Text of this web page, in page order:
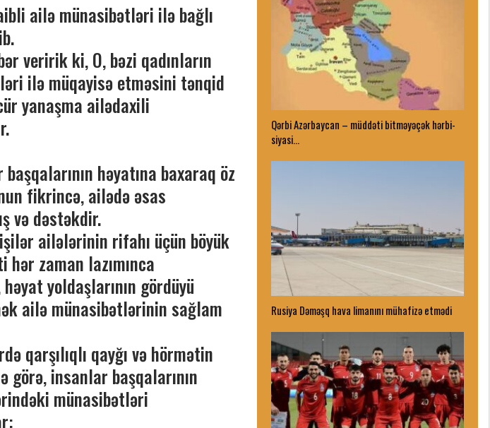
ailə münasibətləri ilə bağlı
veririk ki, O, bəzi qadınların
ilə müqayisə etməsini tənqid
yanaşma ailədaxili
həyatına baxaraq öz
fikrincə, ailədə əsas
və dəstəkdir.
ailələrinin rifahı üçün böyük
zaman lazımınca
yoldaşlarının gördüyü
ailə münasibətlərinin sağlam
qarşılıqlı qayğı və hörmətin
görə, insanlar başqalarının
münasibətləri
Qərbi Azərbaycan – müddəti bitməyəçək hərbi-
siyasi…
Rusiya Dəməşq hava limanını mühafizə etmədi